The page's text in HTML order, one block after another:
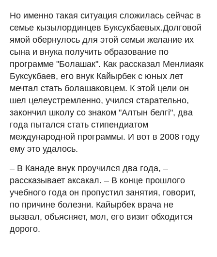
Но именно такая ситуация сложилась сейчас в
семье кызылординцев Буксукбаевых.Долговой
ямой обернулось для этой семьи желание их
сына и внука получить образование по
программе "Болашак". Как рассказал Менлиаяк
Буксукбаев, его внук Кайырбек с юных лет
мечтал стать болашаковцем. К этой цели он
шел целеустремленно, учился старательно,
закончил школу со знаком "Алтын белгi", два
года пытался стать стипендиатом
международной программы. И вот в 2008 году
ему это удалось.
– В Канаде внук проучился два года, –
рассказывает аксакал. – В конце прошлого
учебного года он пропустил занятия, говорит,
по причине болезни. Кайырбек врача не
вызвал, объясняет, мол, его визит обходится
дорого.